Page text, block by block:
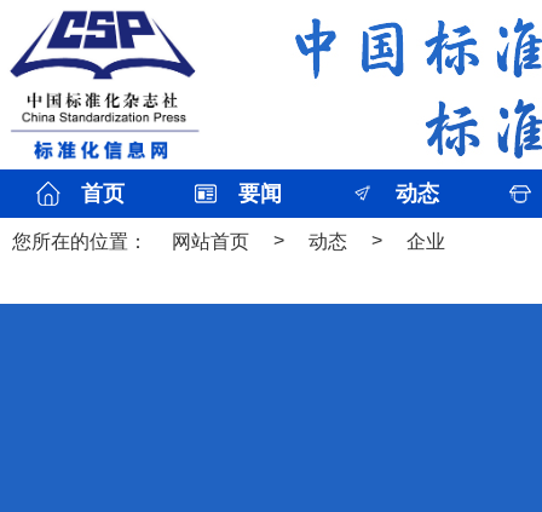
首页 要闻 动态
您所在的位置： 网站首页 > 动态 > 企业